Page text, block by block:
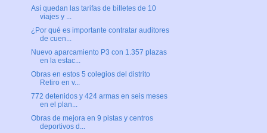
Así quedan las tarifas de billetes de 10
viajes y ...
¿Por qué es importante contratar auditores
de cuen...
Nuevo aparcamiento P3 con 1.357 plazas
en la estac...
Obras en estos 5 colegios del distrito
Retiro en v...
772 detenidos y 424 armas en seis meses
en el plan...
Obras de mejora en 9 pistas y centros
deportivos d...